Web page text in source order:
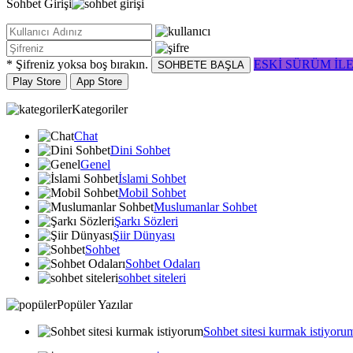
Sohbet Girişi
* Şifreniz yoksa boş bırakın. SOHBETE BAŞLA ESKİ SÜRÜM
Play Store App Store
Kategoriler
Chat
Dini Sohbet
Genel
İslami Sohbet
Mobil Sohbet
Muslumanlar Sohbet
Şarkı Sözleri
Şiir Dünyası
Sohbet
Sohbet Odaları
sohbet siteleri
Popüler Yazılar
Sohbet sitesi kurmak